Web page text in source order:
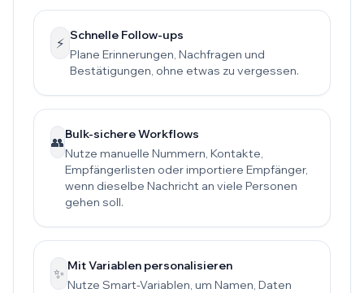
⚡ Schnelle Follow-ups
Plane Erinnerungen, Nachfragen und
Bestätigungen, ohne etwas zu vergessen.
👥Bulk-sichere Workflows
Nutze manuelle Nummern, Kontakte,
Empfängerlisten oder importiere Empfänger,
wenn dieselbe Nachricht an viele Personen
gehen soll.
✨ Mit Variablen personalisieren
Nutze Smart-Variablen, um Namen, Daten